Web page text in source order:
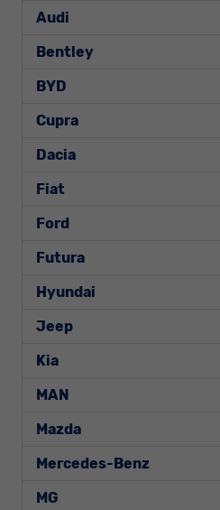
Audi
Bentley
BYD
Cupra
Dacia
Fiat
Ford
Futura
Hyundai
Jeep
Kia
MAN
Mazda
Mercedes-Benz
MG